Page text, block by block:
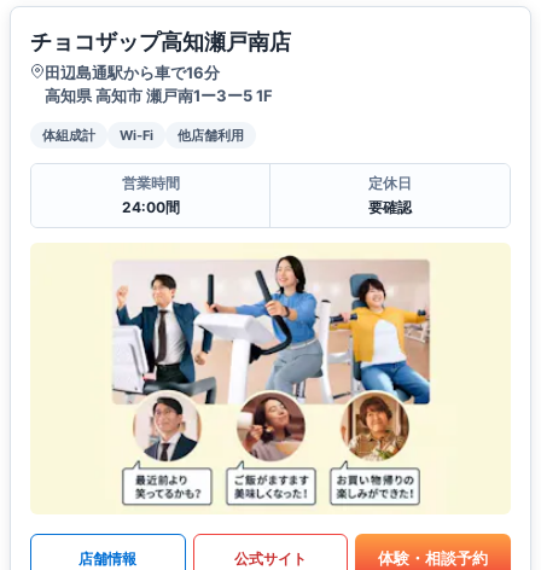
チョコザップ高知瀬戸南店
田辺島通駅から車で16分
高知県 高知市 瀬戸南1ー3ー5 1F
体組成計 Wi-Fi 他店舗利用
営業時間
24:00間
定休日
要確認
店舗情報 公式サイト 体験・相談予約